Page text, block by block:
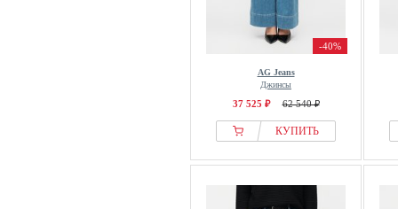
-40%
AG Jeans
Джинсы
37 525 ₽ 62 540 ₽
КУПИТЬ